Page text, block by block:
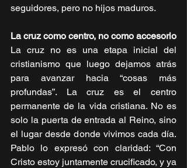
seguidores, pero no hijos maduros.
La cruz como centro, no como accesorio
La cruz no es una etapa inicial del
cristianismo que luego dejamos atrás
para avanzar hacia “cosas más
profundas”. La cruz es el centro
permanente de la vida cristiana. No es
solo la puerta de entrada al Reino, sino
el lugar desde donde vivimos cada día.
Pablo lo expresó con claridad: “Con
Cristo estoy juntamente crucificado, y ya